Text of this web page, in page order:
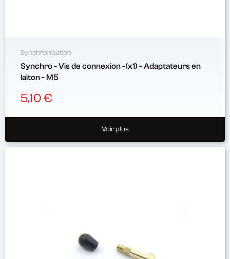
Synchronisation
Synchro - Vis de connexion -(x1) - Adaptateurs en
laiton - M5
5,10 €
Voir plus